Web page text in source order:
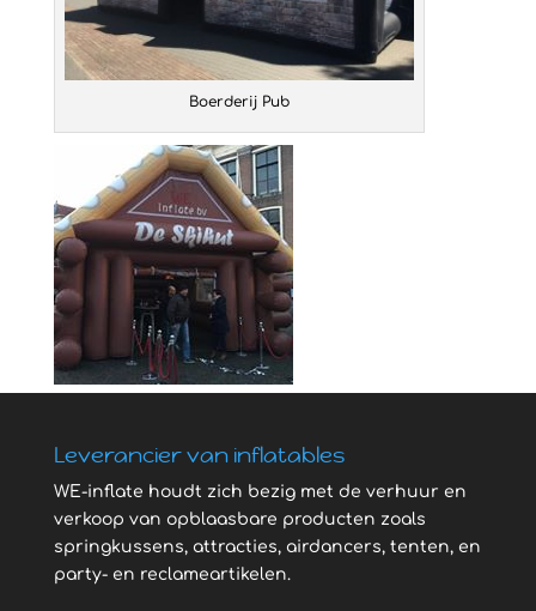
Boerderij Pub
Leverancier van inflatables
WE-inflate houdt zich bezig met de verhuur en
verkoop van opblaasbare producten zoals
springkussens, attracties, airdancers, tenten, en
party- en reclameartikelen.